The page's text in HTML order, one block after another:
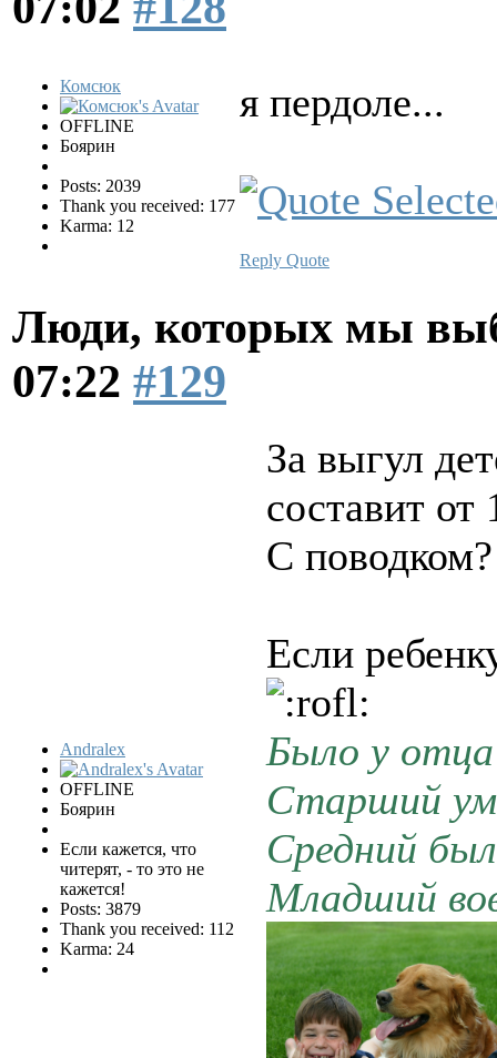
Комсюк
OFFLINE
Боярин
Posts: 2039
Thank you received: 177
Karma: 12
я пердоле...
Reply Quote
Люди, которых мы
07:22 #129
Andralex
OFFLINE
Боярин
Если кажется, что
читерят, - то это не
кажется!
Posts: 3879
Thank you received: 112
Karma: 24
За выгул
составит от
С
Если
Было у
Старший
Средний
Младший